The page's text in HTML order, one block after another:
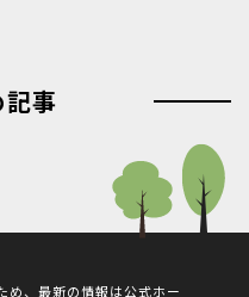
事
、最新の情報は公式ホー